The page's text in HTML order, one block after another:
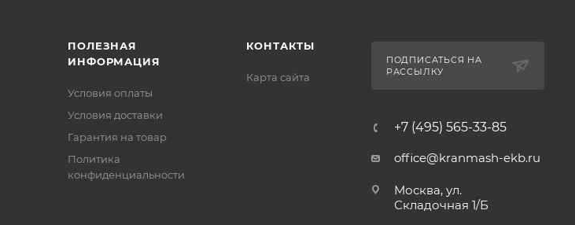
ПОЛЕЗНАЯ
ИНФОРМАЦИЯ
Условия оплаты
Условия доставки
Гарантия на товар
Политика
конфиденциальности
КОНТАКТЫ
Карта сайта
ПОДПИСАТЬСЯ НА
РАССЫЛКУ
+7 (495) 565-33-85
office@kranmash-ekb.ru
Москва, ул.
Складочная 1/Б